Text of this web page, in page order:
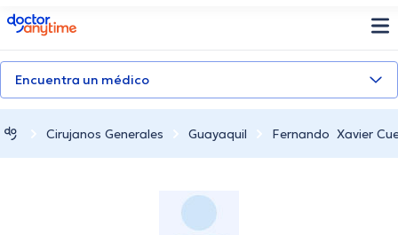
doctoranytime
Encuentra un médico
Cirujanos Generales Guayaquil Fernando Xavier